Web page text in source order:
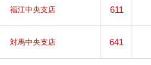
福江中央支店 611
対馬中央支店 641